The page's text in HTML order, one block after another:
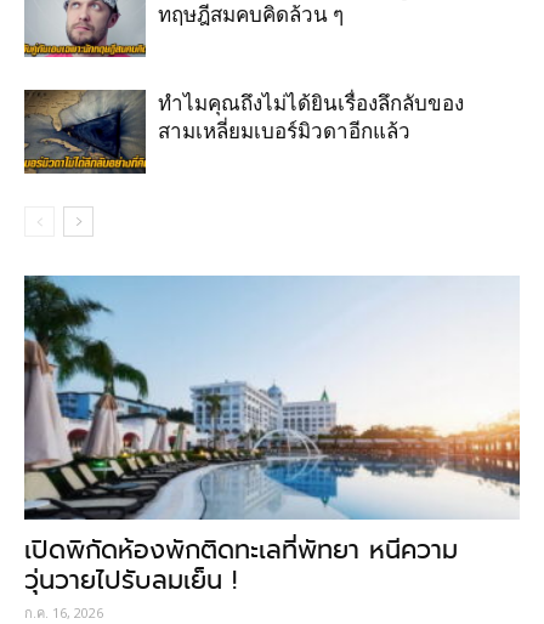
ทฤษฎีสมคบคิดล้วน ๆ
ทำไมคุณถึงไม่ได้ยินเรื่องลึกลับของ
สามเหลี่ยมเบอร์มิวดาอีกแล้ว
เปิดพิกัดห้องพักติดทะเลที่พัทยา หนีความ
วุ่นวายไปรับลมเย็น !
ก.ค. 16, 2026